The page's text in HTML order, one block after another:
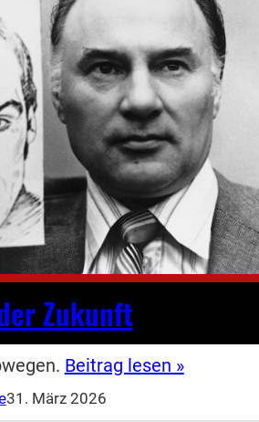
Zukunft
Beitrag lesen »
31. März 2026